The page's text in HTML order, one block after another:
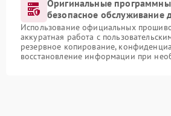
Оригинальные
безопасное обслуживание
Использование официальных
аккуратная работа с
резервное копирование,
восстановление информации при